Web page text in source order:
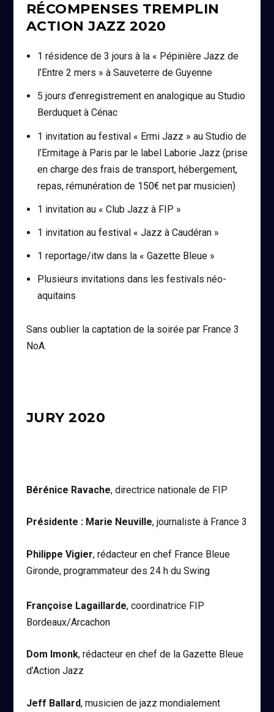
RÉCOMPENSES TREMPLIN
ACTION JAZZ 2020
1 résidence de 3 jours à la « Pépinière Jazz de
l’Entre 2 mers » à Sauveterre de Guyenne
5 jours d’enregistrement en analogique au Studio
Berduquet à Cénac
1 invitation au festival « Ermi Jazz » au Studio de
l’Ermitage à Paris par le label Laborie Jazz (prise
en charge des frais de transport, hébergement,
repas, rémunération de 150€ net par musicien)
1 invitation au « Club Jazz à FIP »
1 invitation au festival « Jazz à Caudéran »
1 reportage/itw dans la « Gazette Bleue »
Plusieurs invitations dans les festivals néo-
aquitains
Sans oublier la captation de la soirée par France 3
NoA.
JURY 2020
Bérénice Ravache, directrice nationale de FIP
Présidente : Marie Neuville, journaliste à France 3
Philippe Vigier, rédacteur en chef France Bleue
Gironde, programmateur des 24 h du Swing
Françoise Lagaillarde, coordinatrice FIP
Bordeaux/Arcachon
Dom Imonk, rédacteur en chef de la Gazette Bleue
d’Action Jazz
Jeff Ballard, musicien de jazz mondialement